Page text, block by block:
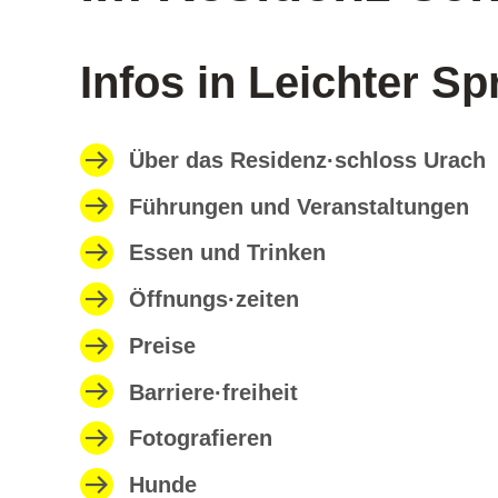
Infos in Leichter
Über das Residenz·schloss Urach
Führungen und Veranstaltungen
Essen und Trinken
Öffnungs·zeiten
Preise
Barriere·freiheit
Fotografieren
Hunde